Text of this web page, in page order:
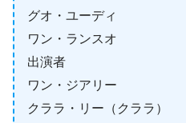
グオ・ユーディ
ワン・ランスオ
出演者
ワン・ジアリー
クララ・リー（クララ）